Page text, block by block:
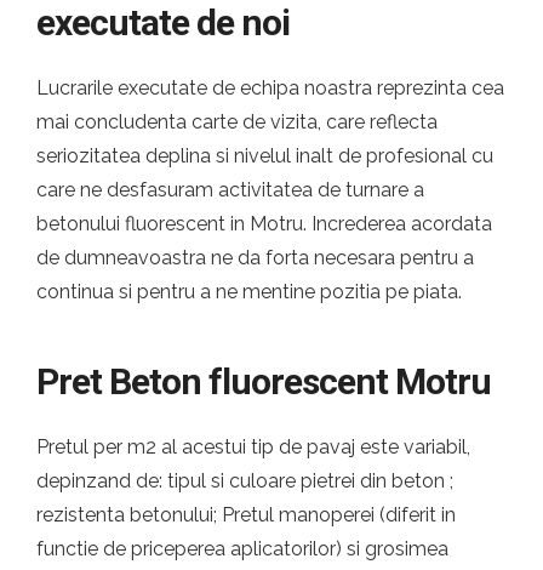
executate de noi
Lucrarile executate de echipa noastra reprezinta cea
mai concludenta carte de vizita, care reflecta
seriozitatea deplina si nivelul inalt de profesional cu
care ne desfasuram activitatea de turnare a
betonului fluorescent in Motru. Increderea acordata
de dumneavoastra ne da forta necesara pentru a
continua si pentru a ne mentine pozitia pe piata.
Pret Beton fluorescent Motru
Pretul per m2 al acestui tip de pavaj este variabil,
depinzand de: tipul si culoare pietrei din beton ;
rezistenta betonului; Pretul manoperei (diferit in
functie de priceperea aplicatorilor) si grosimea